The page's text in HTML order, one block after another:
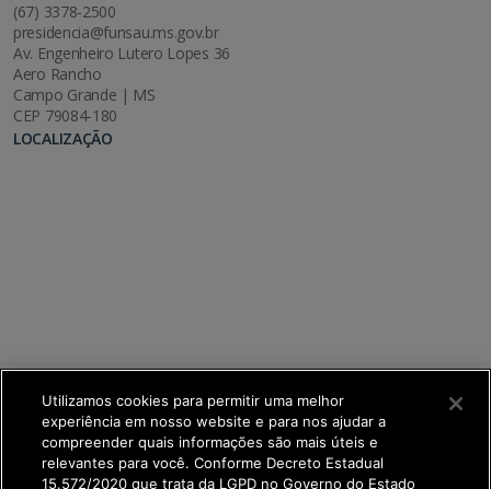
(67) 3378-2500
presidencia@funsau.ms.gov.br
Av. Engenheiro Lutero Lopes 36
Aero Rancho
Campo Grande | MS
CEP 79084-180
LOCALIZAÇÃO
Utilizamos cookies para permitir uma melhor
experiência em nosso website e para nos ajudar a
compreender quais informações são mais úteis e
relevantes para você. Conforme Decreto Estadual
15.572/2020 que trata da LGPD no Governo do Estado